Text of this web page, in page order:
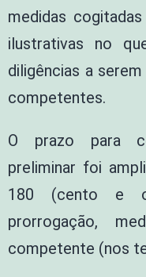
medidas
ilustrativas no
diligências a
competentes.
O prazo para
preliminar foi
180 (cento e
prorrogação,
competente (nos